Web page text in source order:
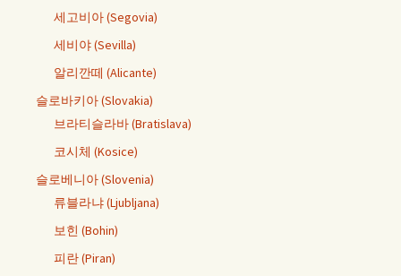
세고비아 (Segovia)
세비야 (Sevilla)
알리깐떼 (Alicante)
슬로바키아 (Slovakia)
브라티슬라바 (Bratislava)
코시체 (Kosice)
슬로베니아 (Slovenia)
류블라냐 (Ljubljana)
보힌 (Bohin)
피란 (Piran)